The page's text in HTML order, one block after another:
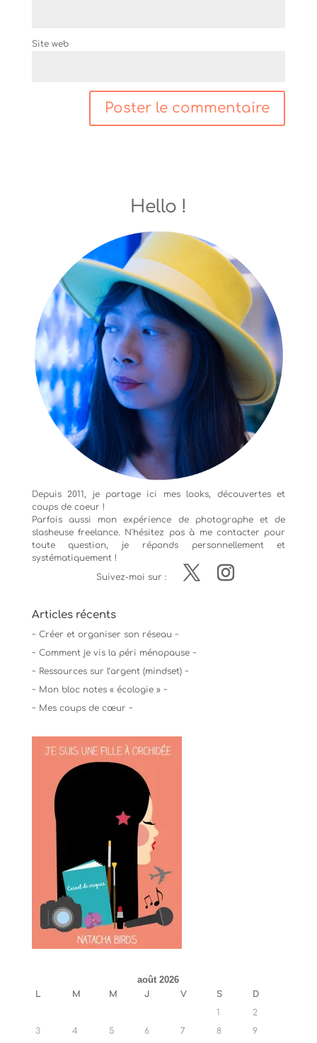
Site web
Hello !
Depuis 2011, je partage ici mes looks, découvertes et
coups de coeur !
Parfois aussi mon expérience de photographeet de
slasheuse freelance. N'hésitez pas à me contacter pour
toute question, je réponds personnellement et
systématiquement !
Suivez-moi sur :
Articles récents
~ Créer et organiser son réseau ~
~ Comment je vis la péri ménopause ~
~ Ressources sur l’argent (mindset) ~
~ Mon bloc notes « écologie » ~
~ Mes coups de cœur ~
août 2026
L M M J V S
D
1
2
3
4 5 6 7 8 9